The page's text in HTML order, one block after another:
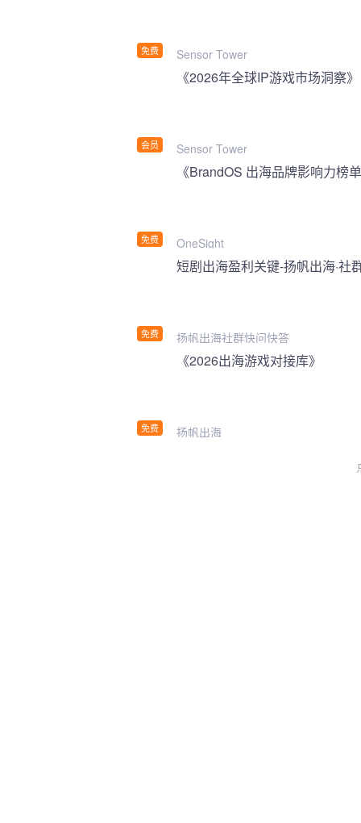
免费 Sensor Tower
会员
《2026年全球IP游戏市场洞察》
Sensor Tower
免费
《BrandOS 出海品牌影响力榜
OneSight
免费
短剧出海盈利关键-扬帆出海·社
扬帆出海社群快问快答
免费
《2026出海游戏对接库》
扬帆出海